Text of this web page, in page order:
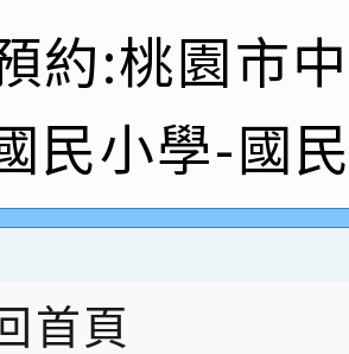
校阿巴斯O蜜、
桃園市科展 國
導老師王老師、
校四年二班張O
英語競賽國小朗
師林老師
本校參加桃園市中
瑛教師榮獲教
語-第二名
校參與2026世
獲科學小創客佳
約:桃園市
民小學-國
首頁